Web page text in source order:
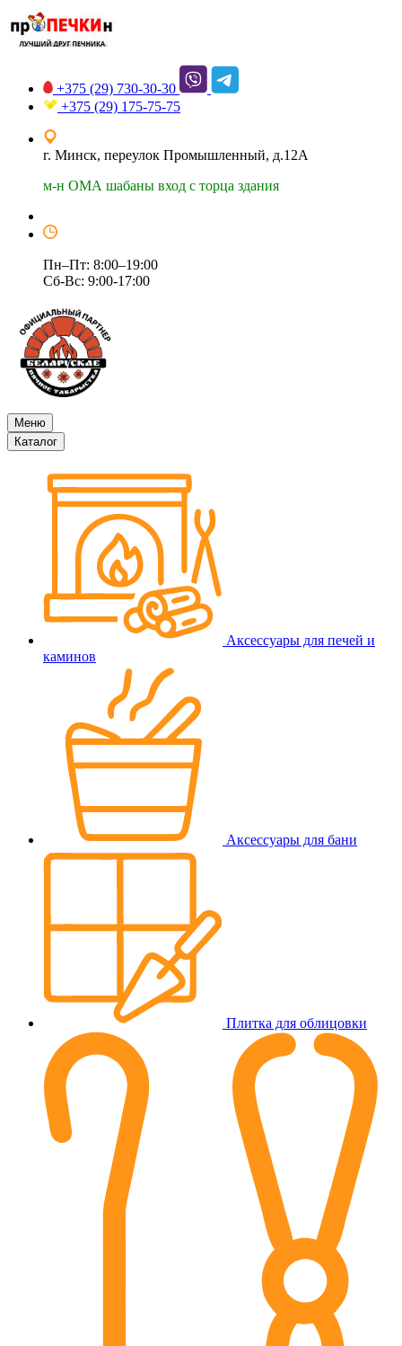
+375 (29) 730-30-30
+375 (29) 175-75-75
г. Минск, переулок Промышленный, д.12А
м-н ОМА шабаны вход с торца здания
Пн–Пт: 8:00–19:00
Сб-Вс: 9:00-17:00
Меню
Каталог
Аксессуары для печей и
каминов
Аксессуары для бани
Плитка для облицовки